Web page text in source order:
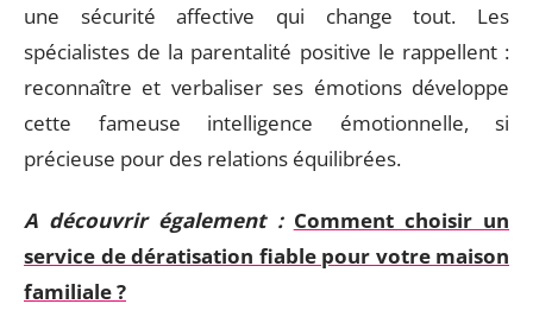
une sécurité affective qui change tout. Les
spécialistes de la parentalité positive le rappellent :
reconnaître et verbaliser ses émotions développe
cette fameuse intelligence émotionnelle, si
précieuse pour des relations équilibrées.
A découvrir également : Comment choisir un
service de dératisation fiable pour votre maison
familiale ?